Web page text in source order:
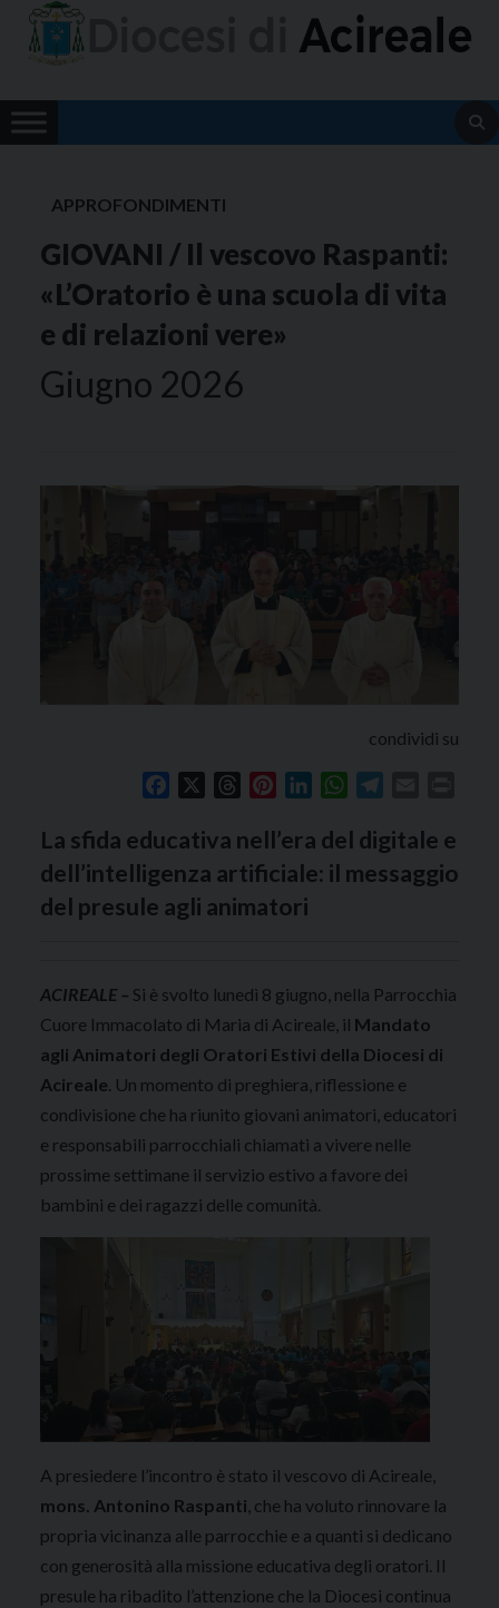
Skip
APPROFONDIMENTI
GIOVANI / Il vescovo Raspanti:
«L’Oratorio è una scuola di vita
e di relazioni vere»
Giugno 2026
condividi su
Facebook ThreadsPinterestLinkedInWhatsApp
La sfida educativa nell’era del digitale e
dell’intelligenza artificiale: il messaggio
del presule agli animatori
ACIREALE – Si è svolto lunedì 8 giugno, nella Parrocchia
Cuore Immacolato di Maria di Acireale, il Mandato
agli Animatori degli Oratori Estivi della Diocesi di
Acireale. Un momento di preghiera, riflessione e
condivisione che ha riunito giovani animatori, educatori
e responsabili parrocchiali chiamati a vivere nelle
prossime settimane il servizio estivo a favore dei
bambini e dei ragazzi delle comunità.
A presiedere l’incontro è stato il vescovo di Acireale,
mons. Antonino Raspanti , che ha voluto rinnovare la
propria vicinanza alle parrocchie e a quanti si dedicano
con generosità alla missione educativa degli oratori. Il
presule ha ribadito l’attenzione che la Diocesi continua